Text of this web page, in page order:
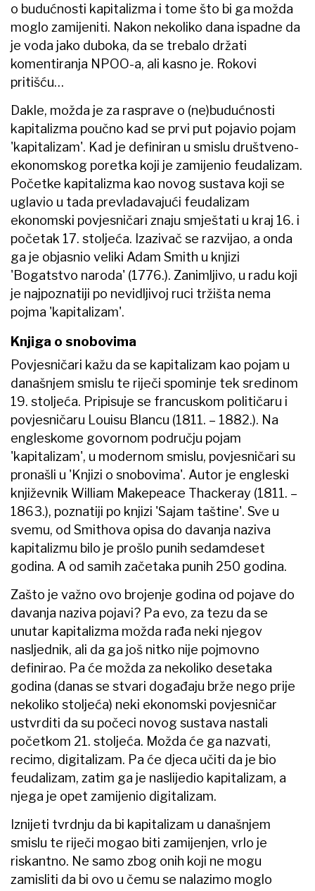
o budućnosti kapitalizma i tome što bi ga možda
moglo zamijeniti. Nakon nekoliko dana ispadne da
je voda jako duboka, da se trebalo držati
komentiranja NPOO-a, ali kasno je. Rokovi
pritišću…
Dakle, možda je za rasprave o (ne)budućnosti
kapitalizma poučno kad se prvi put pojavio pojam
'kapitalizam'. Kad je definiran u smislu društveno-
ekonomskog poretka koji je zamijenio feudalizam.
Početke kapitalizma kao novog sustava koji se
uglavio u tada prevladavajući feudalizam
ekonomski povjesničari znaju smještati u kraj 16. i
početak 17. stoljeća. Izazivač se razvijao, a onda
ga je objasnio veliki Adam Smith u knjizi
'Bogatstvo naroda' (1776.). Zanimljivo, u radu koji
je najpoznatiji po nevidljivoj ruci tržišta nema
pojma 'kapitalizam'.
Knjiga o snobovima
Povjesničari kažu da se kapitalizam kao pojam u
današnjem smislu te riječi spominje tek sredinom
19. stoljeća. Pripisuje se francuskom političaru i
povjesničaru Louisu Blancu (1811. – 1882.). Na
engleskome govornom području pojam
'kapitalizam', u modernom smislu, povjesničari su
pronašli u 'Knjizi o snobovima'. Autor je engleski
književnik William Makepeace Thackeray (1811. –
1863.), poznatiji po knjizi 'Sajam taštine'. Sve u
svemu, od Smithova opisa do davanja naziva
kapitalizmu bilo je prošlo punih sedamdeset
godina. A od samih začetaka punih 250 godina.
Zašto je važno ovo brojenje godina od pojave do
davanja naziva pojavi? Pa evo, za tezu da se
unutar kapitalizma možda rađa neki njegov
nasljednik, ali da ga još nitko nije pojmovno
definirao. Pa će možda za nekoliko desetaka
godina (danas se stvari događaju brže nego prije
nekoliko stoljeća) neki ekonomski povjesničar
ustvrditi da su počeci novog sustava nastali
početkom 21. stoljeća. Možda će ga nazvati,
recimo, digitalizam. Pa će djeca učiti da je bio
feudalizam, zatim ga je naslijedio kapitalizam, a
njega je opet zamijenio digitalizam.
Iznijeti tvrdnju da bi kapitalizam u današnjem
smislu te riječi mogao biti zamijenjen, vrlo je
riskantno. Ne samo zbog onih koji ne mogu
zamisliti da bi ovo u čemu se nalazimo moglo